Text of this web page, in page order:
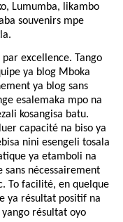
Lumumba, likambo
souvenirs mpe
excellence. Tango
ya blog Mboka
ya blog sans
esalemaka mpo na
kosangisa batu.
capacité na biso ya
nini esengeli tosala
ya etamboli na
sans nécessairement
To facilité, en quelque
ya résultat positif na
résultat oyo